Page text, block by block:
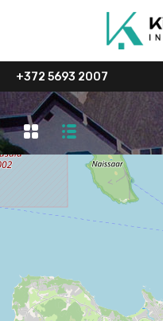
+372 5693 2007